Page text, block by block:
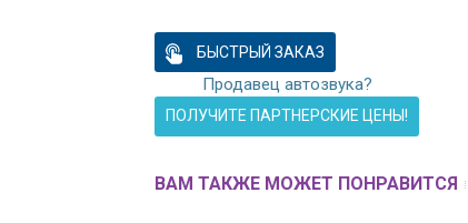
БЫСТРЫЙ ЗАКАЗ
Продавец автозвука?
ПОЛУЧИТЕ ПАРТНЕРСКИЕ ЦЕНЫ!
ВАМ ТАКЖЕ МОЖЕТ ПОНРАВИТСЯ